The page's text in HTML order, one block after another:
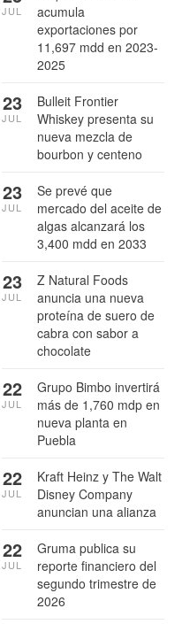
acumula
exportaciones por
11,697 mdd en 2023-
2025
JUL
Bulleit Frontier
Whiskey presenta su
nueva mezcla de
bourbon y centeno
23
JUL
Se prevé que
mercado del aceite de
algas alcanzará los
3,400 mdd en 2033
23
JUL
Z Natural Foods
anuncia una nueva
proteína de suero de
cabra con sabor a
chocolate
23
JUL
Grupo Bimbo invertirá
más de 1,760 mdp en
nueva planta en
Puebla
22
JUL
Kraft Heinz y The Walt
Disney Company
anuncian una alianza
22
JUL
Gruma publica su
reporte financiero del
segundo trimestre de
2026
22
JUL